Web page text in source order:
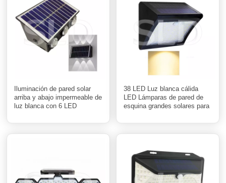
Iluminación de pared solar
arriba y abajo impermeable de
luz blanca con 6 LED
38 LED Luz blanca cálida
LED Lámparas de pared de
esquina grandes solares para